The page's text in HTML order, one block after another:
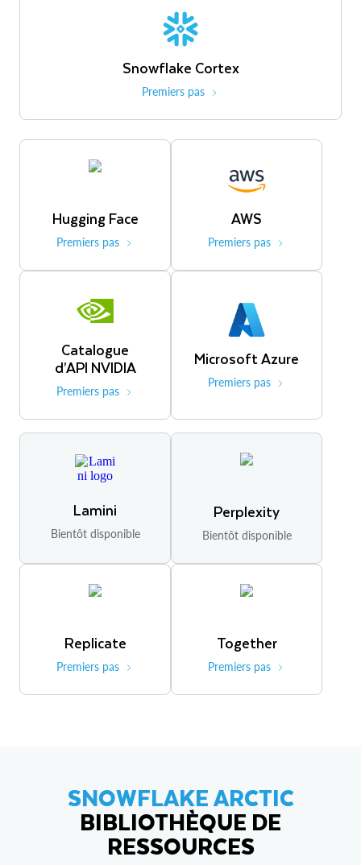
Snowflake Cortex
Premiers pas
Hugging Face
Premiers pas
AWS
Premiers pas
Catalogue
d’API NVIDIA
Premiers pas
Microsoft Azure
Premiers pas
Lamini
Bientôt disponible
Perplexity
Bientôt disponible
Replicate
Premiers pas
Together
Premiers pas
SNOWFLAKE ARCTIC
BIBLIOTHÈQUE DE
RESSOURCES